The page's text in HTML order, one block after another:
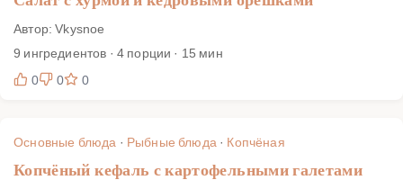
Автор: Vkysnoe
9 ингредиентов · 4 порции · 15 мин
0
0 0
Основные блюда · Рыбные блюда· Копчёная
Копчёный кефаль с картофельными галетами